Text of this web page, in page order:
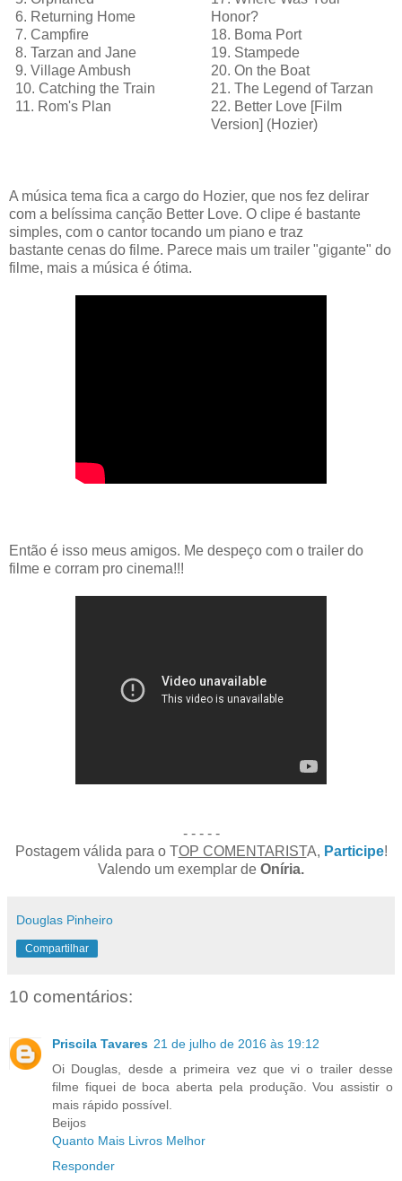
6. Returning Home
7. Campfire
8. Tarzan and Jane
9. Village Ambush
10. Catching the Train
11. Rom's Plan
Honor?
18. Boma Port
19. Stampede
20. On the Boat
21. The Legend of Tarzan
22. Better Love [Film
Version] (Hozier)
A música tema fica a cargo do Hozier, que nos fez delirar
com a belíssima canção Better Love. O clipe é bastante
simples, com o cantor tocando um piano e traz
bastante cenas do filme. Parece mais um trailer "gigante" do
filme, mais a música é ótima.
Então é isso meus amigos. Me despeço com o trailer do
filme e corram pro cinema!!!
- - - - -
Postagem válida para o TOP COMENTARISTA, Participe!
Valendo um exemplar de Oníria.
Douglas Pinheiro
Compartilhar
10 comentários:
Priscila Tavares 21 de julho de 2016 às 19:12
Oi Douglas, desde a primeira vez que vi o trailer desse
filme fiquei de boca aberta pela produção. Vou assistir o
mais rápido possível.
Beijos
Quanto Mais Livros Melhor
Responder